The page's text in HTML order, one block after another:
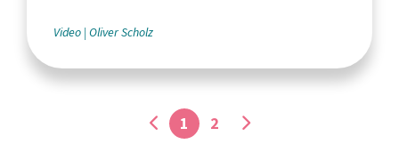
Video Oliver Scholz
1 2